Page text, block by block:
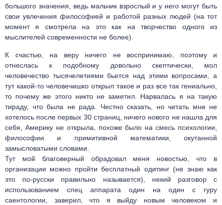
большого значения, ведь мальчик взрослый и у него могут быть
свои увлечения философией и работой разных людей (на тот
момент я смотрела на это как на творчество одного из
мыслителей современности не более).
К счастью, на веру ничего не воспринимаю, поэтому и
отнеслась к подобному довольно скептически, мол
человечество тысячелетиями бьется над этими вопросами, а
тут какой-то человечишко открыл такое и раз все так гениально,
то почему же этого никто не заметил. Нарвалась я на такую
тираду, что была не рада. Честно сказать, но читать мне не
хотелось после первых 30 страниц, ничего нового не нашла для
себя, Америку не открыла, похоже было на смесь психологии,
философии и примитивной математики, окутанной
замысловатыми словами.
Тут мой благоверный обрадовал меня новостью, что в
организации можно пройти бесплатный одитинг (не знаю как
это по-русски правильно называется), некий разговор с
использованием спец аппарата один на один с гуру
саентологии, заверил, что я выйду новым человеком и